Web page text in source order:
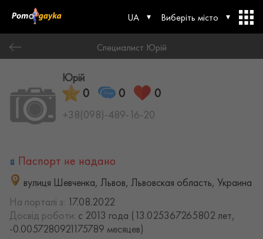
UA Виберіть місто
Специалист Юрій
Юрій
0 0 0
+38(098)-489-16-20
Паспорт не надано
вулиця Шевченка, Львов, Львовская область, Украина
На порталі з: 17.08.2022
Досвід роботи: с 2013 года (13.025367265802 лет,
-0.0057280921175789 месяцев)